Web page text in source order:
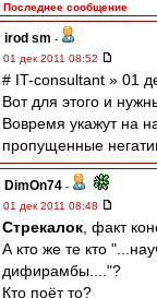
Последнее сообщение
irod sm -
01 дек 2011 08:52
# IT-consultant » 01
Вот для этого и
Вовремя укажут на
пропущенные
DimOn74 -
01 дек 2011 08:48
Стрекалок , факт
А кто же те кто
дифирамбы...."?
Кто поёт то?